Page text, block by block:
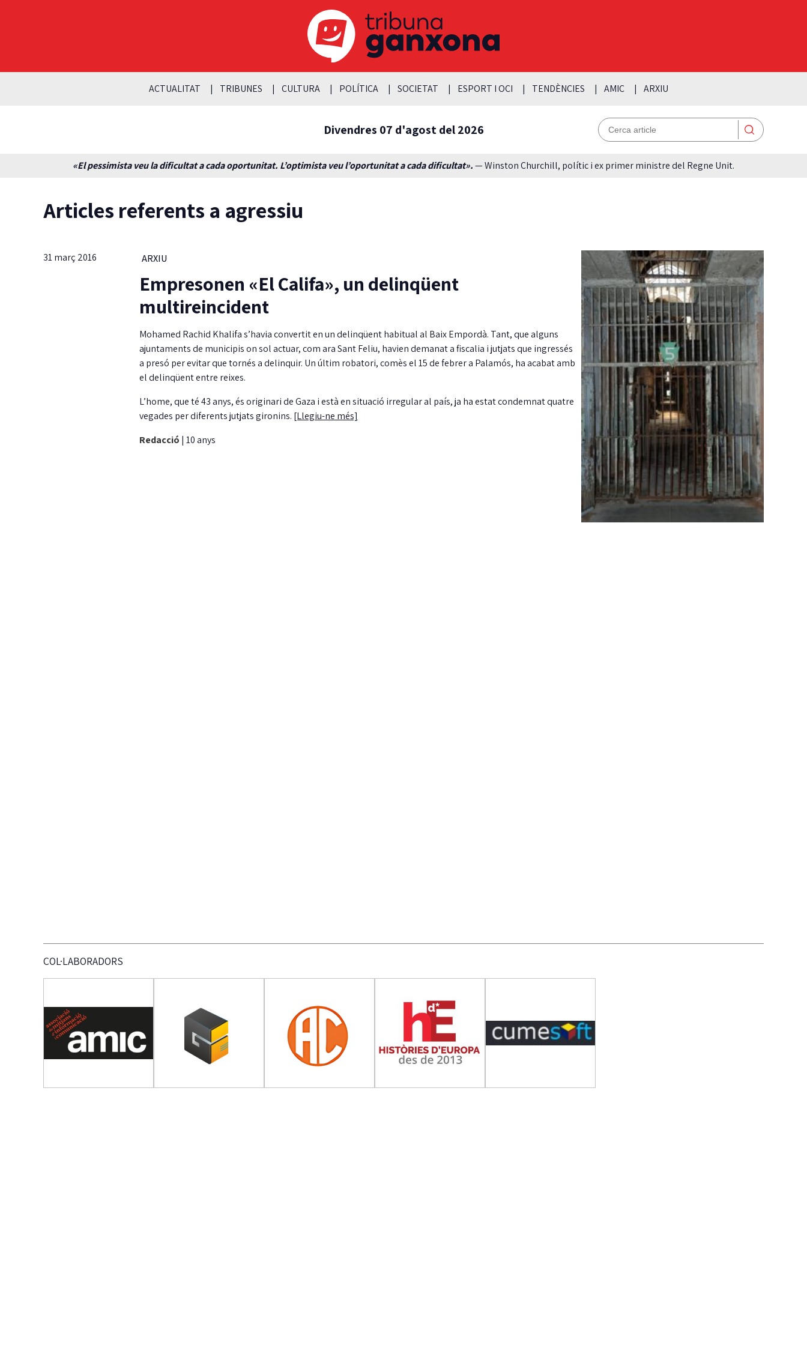
ACTUALITAT TRIBUNES CULTURA POLÍTICA SOCIETAT ESPORT I OCI TENDÈNCIES AMIC ARXIU
Divendres 07 d'agost del 2026
«El pessimista veu la dificultat a cada oportunitat. L’optimista veu l’oportunitat a cada dificultat».— Winston Churchill, polític i ex primer ministre del Regne Unit.
Articles referents a agressiu
31 març 2016 ARXIU
Empresonen «El Califa», un delinqüent
multireincident
Mohamed Rachid Khalifa s’havia convertit en un delinqüent habitual al Baix Empordà. Tant, que alguns
ajuntaments de municipis on sol actuar, com ara Sant Feliu, havien demanat a fiscalia i jutjats que ingressés
a presó per evitar que tornés a delinquir. Un últim robatori, comès el 15 de febrer a Palamós, ha acabat amb
el delinqüent entre reixes.
L’home, que té 43 anys, és originari de Gaza i està en situació irregular al país, ja ha estat condemnat quatre
vegades per diferents jutjats gironins. [Llegiu-ne més]
Redacció | 10 anys
COL·LABORADORS